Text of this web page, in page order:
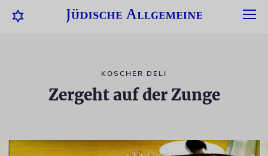
KOSCHER DELI
Zergeht auf der Zunge